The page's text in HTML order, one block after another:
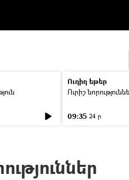
Ուղիղ եթեր
Ուրիշ
09:35 24 ր